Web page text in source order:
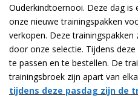
Ouderkindtoernooi. Deze dag is
onze nieuwe trainingspakken
verkopen. Deze
door onze selectie. Tijdens
te passen en te bestellen. De
trainingsbroek zijn apart van
tijdens deze pasdag zijn de